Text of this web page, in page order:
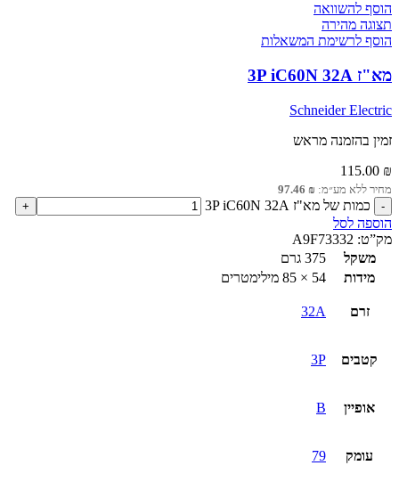
הוסף להשוואה
תצוגה מהירה
הוסף לרשימת המשאלות
מא"ז 3P iC60N 32A
Schneider Electric
זמין בהזמנה מראש
115.00 ₪
מחיר ללא מע״מ: 97.46 ₪
כמות של מא"ז 3P iC60N 32A
הוספה לסל
מק”ט: A9F73332
משקל
375 גרם
מידות
54 × 85 מילימטרים
זרם 32A
קטבים 3P
אופיין B
עומק 79